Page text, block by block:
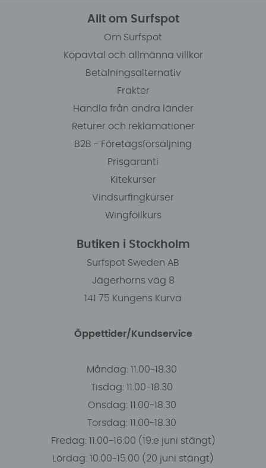
Allt om Surfspot
Om Surfspot
Köpavtal och allmänna villkor
Betalningsalternativ
Frakter
Handla från andra länder
Returer och reklamationer
B2B - Företagsförsäljning
Prisgaranti
Kitekurser
Vindsurfingkurser
Wingfoilkurs
Butiken i Stockholm
Surfspot Sweden AB
Jägerhorns väg 8
141 75 Kungens Kurva
Öppettider/Kundservice
Måndag: 11.00-18.30
Tisdag: 11.00-18.30
Onsdag: 11.00-18.30
Torsdag: 11.00-18.30
Fredag: 11.00-16:00 (19:e juni stängt)
Lördag: 10.00-15.00 (20 juni stängt)